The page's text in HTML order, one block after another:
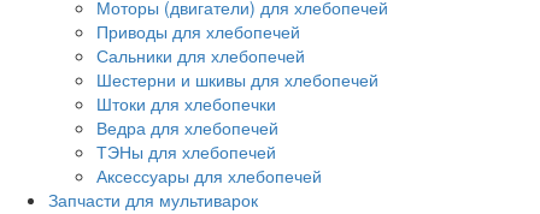
Моторы (двигатели) для хлебопечей
Приводы для хлебопечей
Сальники для хлебопечей
Шестерни и шкивы для хлебопечей
Штоки для хлебопечки
Ведра для хлебопечей
ТЭНы для хлебопечей
Аксессуары для хлебопечей
Запчасти для мультиварок